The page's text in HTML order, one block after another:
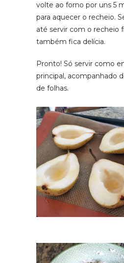
volte ao forno por uns 5
para aquecer o recheio.
até servir com o recheio
também fica delícia.
Pronto! Só servir como
principal, acompanhado
de folhas.